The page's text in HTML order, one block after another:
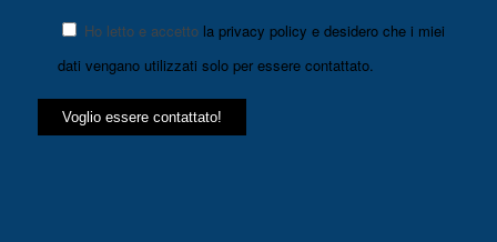
Ho letto e accetto la privacy policy e desidero che i miei
dati vengano utilizzati solo per essere contattato.